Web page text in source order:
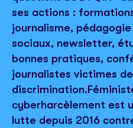
ses actions :
journalisme,
sociaux, newsletter,
bonnes pratiques,
journalistes victimes de
cyberharcèlement est
lutte depuis 2016